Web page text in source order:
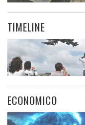
TIMELINE
ECONOMICO